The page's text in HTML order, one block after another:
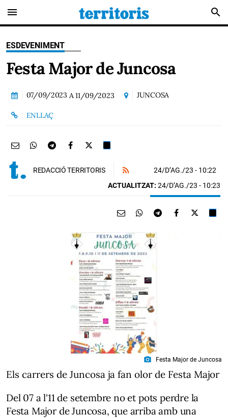
menu search
ESDEVENIMENT
Festa Major de Juncosa
07/09/2023 A11/09/2023 JUNCOSA
ENLLAÇ
REDACCIÓ TERRITORIS 24/D’AG./23 - 10:22
ACTUALITZAT: 24/D’AG./23 - 10:23
photo_camera Festa Major de Juncosa
Els carrers de Juncosa ja fan olor de Festa Major
Del 07 a l'11 de setembre no et pots perdre la
Festa Major de Juncosa, que arriba amb una